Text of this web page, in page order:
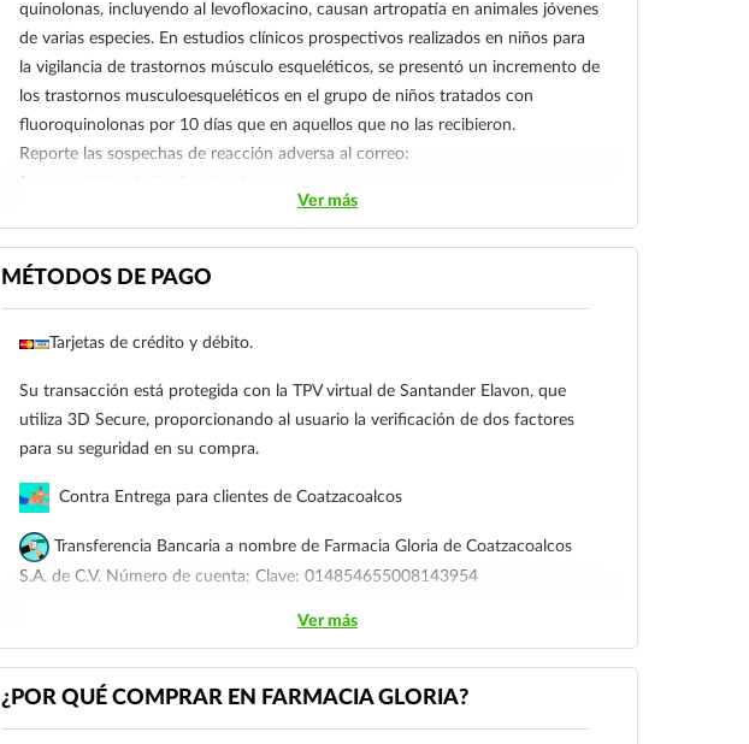
Staphylococcus saprophyticus.
Streptococcus agalactiae.
Streptococcus pneumoniae (incluye cepas de S. pneumoniae
multirresistentes).
Streptococcus pyogenes.
Bacterias aerobias gram-negativas:
Citrobacter freundii.
Haemophilus influenzae.
Klebsiella pneumoniae.
Legionella pneumophila.
Moraxella (Branhamella) catarrhalis.
Proteus mirabilis.
Serratia marcescens.
Otros microorganismos:
Chlamydophilia pneumoniae.
* SPMR (Cepas de: S. pneumoniae multirresistente) cepas resistentes a
cefalosporinas de 2a. generación, ej., cefuroxima, macrólidos, tetraciclinas
y trimetoprim/sulfametoxazol.
quinolonas, incluyendo al levofloxacino, causan artropatía en animales jóvenes
de varias especies. En estudios clínicos prospectivos realizados en niños para
la vigilancia de trastornos músculo esqueléticos, se presentó un incremento de
los trastornos musculoesqueléticos en el grupo de niños tratados con
fluoroquinolonas por 10 días que en aquellos que no las recibieron.
Reporte las sospechas de reacción adversa al correo:
farmacovigilancia@cofepris.gob.mx
Ver más
MÉTODOS DE PAGO
Tarjetas de crédito y débito.
Su transacción está protegida con la TPV virtual de Santander Elavon, que
utiliza 3D Secure, proporcionando al usuario la verificación de dos factores
para su seguridad en su compra.
Contra Entrega para clientes de Coatzacoalcos
Transferencia Bancaria a nombre de Farmacia Gloria de Coatzacoalcos
S.A. de C.V. Número de cuenta: Clave: 014854655008143954
Para esta forma de pago el cliente deberá enviar su comprobante de pago a al
siguiente correo electrónico:ecommerce@farmaciagloria.mxo a nuestro
921 261 8491
Ver más
¿POR QUÉ COMPRAR EN FARMACIA GLORIA?